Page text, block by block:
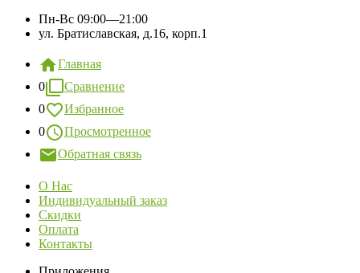
Пн-Вс 09:00—21:00
ул. Братиславская, д.16, корп.1
Главная
0
Сравнение
0
Избранное
0
Просмотренное
Обратная связь
О Нас
Индивидуальный заказ
Скидки
Оплата
Контакты